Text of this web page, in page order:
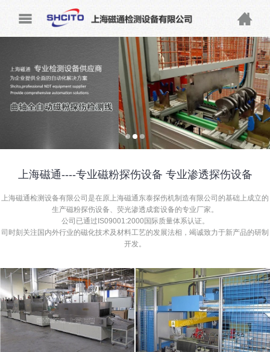
 
上海磁通----专业磁粉探伤设备 专业渗透探伤设备
上海磁通检测设备有限公司是在原上海磁通东泰探伤机制造有限公司的基础上成立的
生产磁粉探伤设备、荧光渗透成套设备的专业厂家。
公司已通过IS09001:2000国际质量体系认证。
司时刻关注国内外行业的磁化技术及材料工艺的发展法相，竭诚致力于新产品的研制
开发。